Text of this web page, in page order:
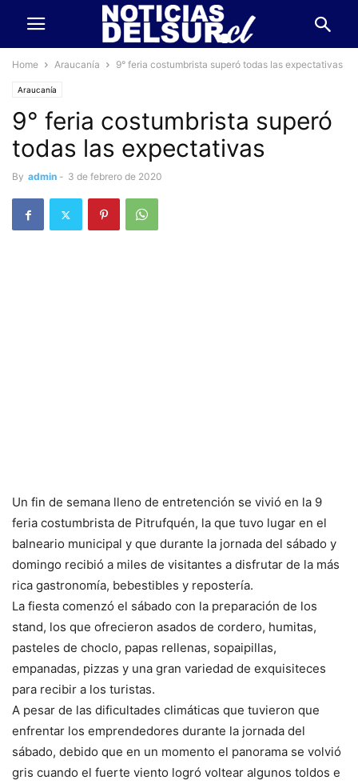
Home Araucanía 9° feria costumbrista superó todas las expectativas
Araucanía
9° feria costumbrista superó
todas las expectativas
By admin - 3 de febrero de 2020
Un fin de semana lleno de entretención se vivió en la 9
feria costumbrista de Pitrufquén, la que tuvo lugar en el
balneario municipal y que durante la jornada del sábado y
domingo recibió a miles de visitantes a disfrutar de la más
rica gastronomía, bebestibles y repostería.
La fiesta comenzó el sábado con la preparación de los
stand, los que ofrecieron asados de cordero, humitas,
pasteles de choclo, papas rellenas, sopaipillas,
empanadas, pizzas y una gran variedad de exquisiteces
para recibir a los turistas.
A pesar de las dificultades climáticas que tuvieron que
enfrentar los emprendedores durante la jornada del
sábado, debido que en un momento el panorama se volvió
gris cuando el fuerte viento logró voltear algunos toldos e